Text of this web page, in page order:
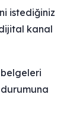
istediğiniz
kanal